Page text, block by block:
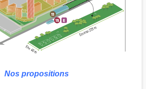
Nos propositions